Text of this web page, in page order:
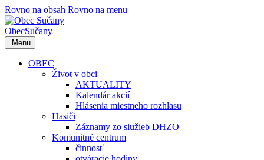
Rovno na obsah Rovno na menu
ObecSučany
Menu
OBEC
Život v obci
AKTUALITY
Kalendár akcií
Hlásenia miestneho rozhlasu
Hasiči
Záznamy zo služieb DHZO
Komunitné centrum
činnosť